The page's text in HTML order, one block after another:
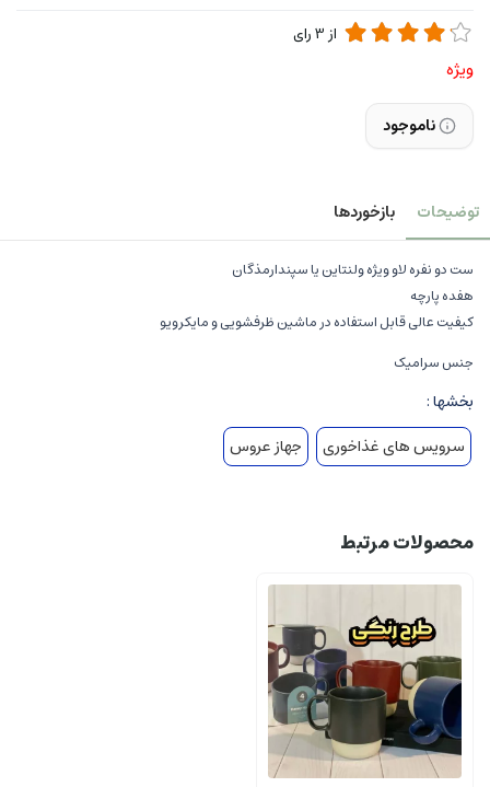
از 3رای
ویژه
ناموجود
توضیحات بازخوردها
ست دو نفره لاو ویژه ولنتاین یا سپندارمذگان
هفده پارچه
کیفیت عالی قابل استفاده در ماشین ظرفشویی و مایکرویو
جنس سرامیک
بخشها :
سرویس های غذاخوری
جهاز عروس
محصولات مرتبط